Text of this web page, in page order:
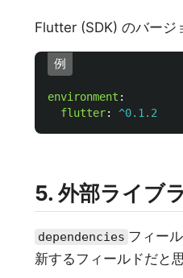
Flutter (SDK) のバージ
例
environment :
flutter: ^0.1.2
5. 外部ライブ
dependencies フィー
新するフィールドだと